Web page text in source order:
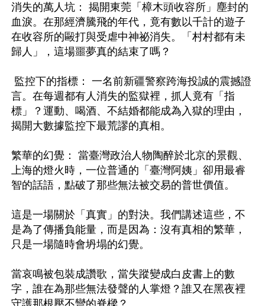
消失的萬人坑： 揭開東莞「樟木頭收容所」塵封的
血淚。在那經濟騰飛的年代，竟有數以千計的遊子
在收容所的毆打與受虐中神祕消失。「村村都有未
歸人」，這場噩夢真的結束了嗎？
言。在每週都有人消失的監獄裡，抓人竟有「指
標」？運動、喝酒、不結婚都能成為入獄的理由，
揭開大數據監控下最荒謬的真相。
繁華的幻覺： 當臺灣政治人物陶醉於北京的景觀、
上海的燈火時，一位普通的「臺灣阿姨」卻用最睿
智的話語，點破了那些無法被交易的普世價值。
這是一場關於「真實」的對決。我們講述這些，不
是為了傳播負能量，而是因為：沒有真相的繁華，
只是一場隨時會坍塌的幻覺。
當哀鳴被包裝成讚歌，當失蹤變成白皮書上的數
字，誰在為那些無法發聲的人掌燈？誰又在黑夜裡